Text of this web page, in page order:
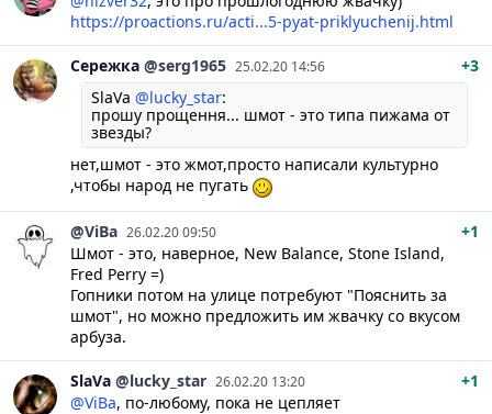
https://proactions.ru/acti...5-pyat-priklyuchenij.html
Сережка @serg1965 25.02.20 14:56
+3
SlaVa @lucky_star:
прошу прощення... шмот - это типа пижама от
звезды?
нет,шмот - это жмот,просто написали культурно
,чтобы народ не пугать
@ViBa 26.02.20 09:50
+1
Шмот - это, наверное, New Balance, Stone Island,
Fred Perry =)
Гопники потом на улице потребуют "Пояснить за
шмот", но можно предложить им жвачку со вкусом
арбуза.
SlaVa @lucky_star 26.02.20 13:20
+1
@ViBa, по-любому, пока не цепляет